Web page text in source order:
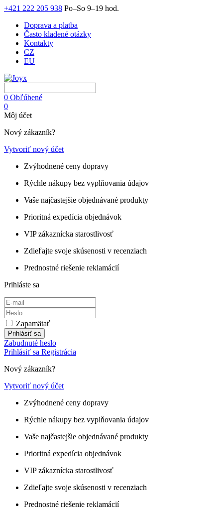
+421 222 205 938 Po–So 9–19 hod.
Doprava a platba
Často kladené otázky
Kontakty
CZ
EU
0 Obľúbené
0
Môj účet
Nový zákazník?
Vytvoriť nový účet
Zvýhodnené ceny dopravy
Rýchle nákupy bez vyplňovania údajov
Vaše najčastejšie objednávané produkty
Prioritná expedícia objednávok
VIP zákaznícka starostlivosť
Zdieľajte svoje skúsenosti v recenziach
Prednostné riešenie reklamácií
Prihláste sa
Zapamätať
Prihlásiť sa
Zabudnuté heslo
Prihlásiť sa Registrácia
Nový zákazník?
Vytvoriť nový účet
Zvýhodnené ceny dopravy
Rýchle nákupy bez vyplňovania údajov
Vaše najčastejšie objednávané produkty
Prioritná expedícia objednávok
VIP zákaznícka starostlivosť
Zdieľajte svoje skúsenosti v recenziach
Prednostné riešenie reklamácií